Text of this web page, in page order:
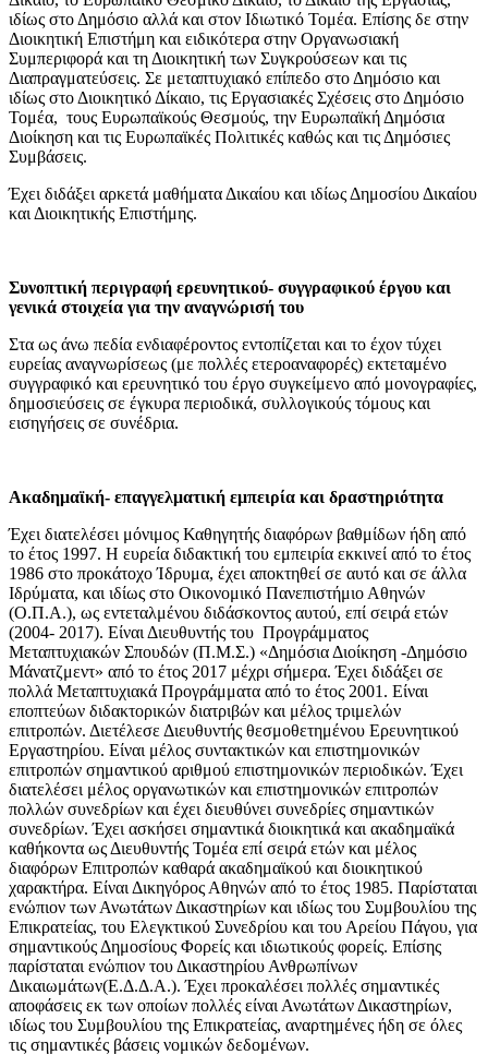
ιδίως στο Δημόσιο αλλά και στον Ιδιωτικό Τομέα. Επίσης δε στην
Διοικητική Επιστήμη και ειδικότερα στην Οργανωσιακή
Συμπεριφορά και τη Διοικητική των Συγκρούσεων και τις
Διαπραγματεύσεις. Σε μεταπτυχιακό επίπεδο στο Δημόσιο και
ιδίως στο Διοικητικό Δίκαιο, τις Εργασιακές Σχέσεις στο Δημόσιο
Τομέα, τους Ευρωπαϊκούς Θεσμούς, την Ευρωπαϊκή Δημόσια
Διοίκηση και τις Ευρωπαϊκές Πολιτικές καθώς και τις Δημόσιες
Συμβάσεις.
Έχει διδάξει αρκετά μαθήματα Δικαίου και ιδίως Δημοσίου Δικαίου
και Διοικητικής Επιστήμης.
Συνοπτική περιγραφή ερευνητικού- συγγραφικού έργου και
γενικά στοιχεία για την αναγνώρισή του
Στα ως άνω πεδία ενδιαφέροντος εντοπίζεται και το έχον τύχει
ευρείας αναγνωρίσεως (με πολλές ετεροαναφορές) εκτεταμένο
συγγραφικό και ερευνητικό του έργο συγκείμενο από μονογραφίες,
δημοσιεύσεις σε έγκυρα περιοδικά, συλλογικούς τόμους και
εισηγήσεις σε συνέδρια.
Ακαδημαϊκή- επαγγελματική εμπειρία και δραστηριότητα
Έχει διατελέσει μόνιμος Καθηγητής διαφόρων βαθμίδων ήδη από
το έτος 1997. Η ευρεία διδακτική του εμπειρία εκκινεί από το έτος
1986 στο προκάτοχο Ίδρυμα, έχει αποκτηθεί σε αυτό και σε άλλα
Ιδρύματα, και ιδίως στο Οικονομικό Πανεπιστήμιο Αθηνών
(Ο.Π.Α.), ως εντεταλμένου διδάσκοντος αυτού, επί σειρά ετών
(2004- 2017). Είναι Διευθυντής του Προγράμματος
Μεταπτυχιακών Σπουδών (Π.Μ.Σ.) «Δημόσια Διοίκηση -Δημόσιο
Μάνατζμεντ» από το έτος 2017 μέχρι σήμερα. Έχει διδάξει σε
πολλά Μεταπτυχιακά Προγράμματα από το έτος 2001. Είναι
εποπτεύων διδακτορικών διατριβών και μέλος τριμελών
επιτροπών. Διετέλεσε Διευθυντής θεσμοθετημένου Ερευνητικού
Εργαστηρίου. Είναι μέλος συντακτικών και επιστημονικών
επιτροπών σημαντικού αριθμού επιστημονικών περιοδικών. Έχει
διατελέσει μέλος οργανωτικών και επιστημονικών επιτροπών
πολλών συνεδρίων και έχει διευθύνει συνεδρίες σημαντικών
συνεδρίων. Έχει ασκήσει σημαντικά διοικητικά και ακαδημαϊκά
καθήκοντα ως Διευθυντής Τομέα επί σειρά ετών και μέλος
διαφόρων Επιτροπών καθαρά ακαδημαϊκού και διοικητικού
χαρακτήρα. Είναι Δικηγόρος Αθηνών από το έτος 1985. Παρίσταται
ενώπιον των Ανωτάτων Δικαστηρίων και ιδίως του Συμβουλίου της
Επικρατείας, του Ελεγκτικού Συνεδρίου και του Αρείου Πάγου, για
σημαντικούς Δημοσίους Φορείς και ιδιωτικούς φορείς. Επίσης
παρίσταται ενώπιον του Δικαστηρίου Ανθρωπίνων
Δικαιωμάτων(Ε.Δ.Δ.Α.). Έχει προκαλέσει πολλές σημαντικές
αποφάσεις εκ των οποίων πολλές είναι Ανωτάτων Δικαστηρίων,
ιδίως του Συμβουλίου της Επικρατείας, αναρτημένες ήδη σε όλες
τις σημαντικές βάσεις νομικών δεδομένων.